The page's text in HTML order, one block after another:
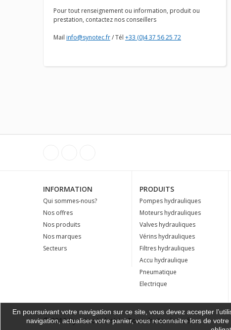
Pour tout renseignement ou information, produit ou
prestation, contactez nos conseillers
Mail info@synotec.fr/ Tél +33 (0)4 37 56 25 72
INFORMATION
Qui sommes-nous?
Nos offres
Nos produits
Nos marques
Secteurs
PRODUITS
Pompes hydrauliques
Moteurs hydrauliques
Valves hydrauliques
Vérins hydrauliques
Filtres hydrauliques
Accu hydraulique
Pneumatique
Electrique
© 2016 Synotec Industrie. Tous droits réservés -
En poursuivant votre navigation sur ce site, vous devez accepter
navigation, actualiser votre panier, vous reconnaitre lors de